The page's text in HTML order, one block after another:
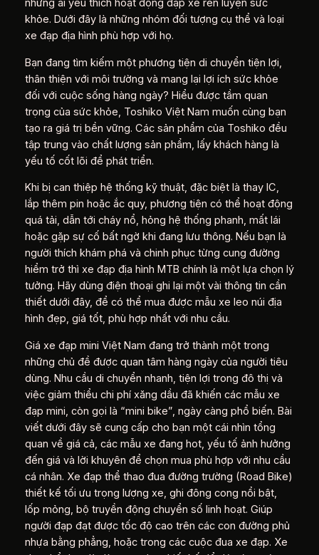
những ai yêu thích hoạt động đạp xe rèn luyện sức
khỏe. Dưới đây là những nhóm đối tượng cụ thể và loại
xe đạp địa hình phù hợp với họ.
Bạn đang tìm kiếm một phương tiện di chuyển tiện lợi,
thân thiện với môi trường và mang lại lợi ích sức khỏe
đối với cuộc sống hàng ngày? Hiểu được tầm quan
trọng của sức khỏe, Toshiko Việt Nam muốn cùng bạn
tạo ra giá trị bền vững. Các sản phẩm của Toshiko đều
tập trung vào chất lượng sản phẩm, lấy khách hàng là
yếu tố cốt lõi để phát triển.
Khi bị can thiệp hệ thống kỹ thuật, đặc biệt là thay IC,
lắp thêm pin hoặc ắc quy, phương tiện có thể hoạt động
quá tải, dẫn tới cháy nổ, hỏng hệ thống phanh, mất lái
hoặc gặp sự cố bất ngờ khi đang lưu thông. Nếu bạn là
người thích khám phá và chinh phục từng cung đường
hiểm trở thì xe đạp địa hình MTB chính là một lựa chọn lý
tưởng. Hãy dùng điện thoại ghi lại một vài thông tin cần
thiết dưới đây, để có thể mua được mẫu xe leo núi địa
hình đẹp, giá tốt, phù hợp nhất với nhu cầu.
Giá xe đạp mini Việt Nam đang trở thành một trong
những chủ đề được quan tâm hàng ngày của người tiêu
dùng. Nhu cầu di chuyển nhanh, tiện lợi trong đô thị và
việc giảm thiểu chi phí xăng dầu đã khiến các mẫu xe
đạp mini, còn gọi là “mini bike”, ngày càng phổ biến. Bài
viết dưới đây sẽ cung cấp cho bạn một cái nhìn tổng
quan về giá cả, các mẫu xe đang hot, yếu tố ảnh hưởng
đến giá và lời khuyên để chọn mua phù hợp với nhu cầu
cá nhân. Xe đạp thể thao đua đường trường (Road Bike)
thiết kế tối ưu trọng lượng xe, ghi đông cong nổi bật,
lốp mỏng, bộ truyền động chuyển số linh hoạt. Giúp
người đạp đạt được tốc độ cao trên các con đường phủ
nhựa bằng phẳng, hoặc trong các cuộc đua xe đạp. Xe